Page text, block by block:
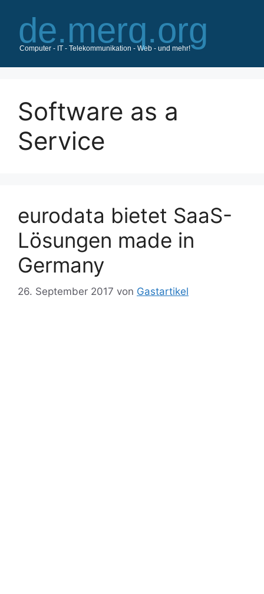
Inhalt
springen
Software as a
Service
eurodata bietet SaaS-
Lösungen made in
Germany
26. September 2017 von Gastartikel